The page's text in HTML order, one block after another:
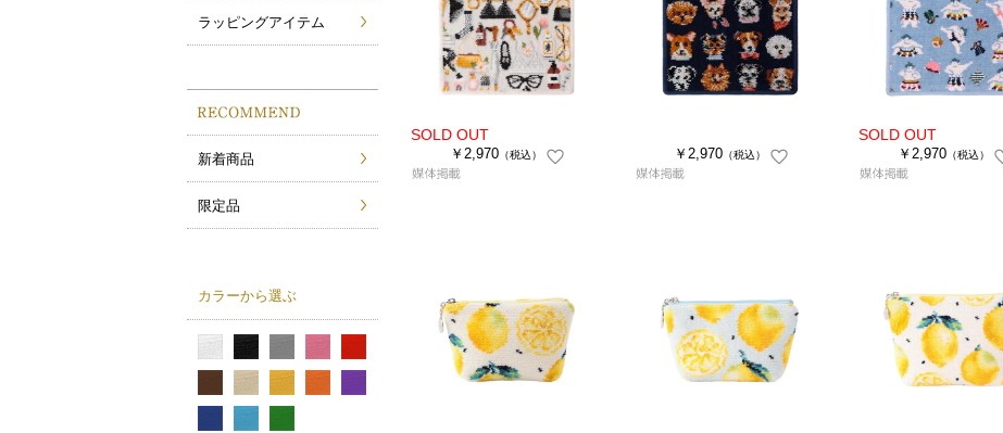
￥2,970（税込） ￥2,970（税込） ￥2,970（税込）
ラッピングアイテム
新着商品
限定品
カラーから選ぶ